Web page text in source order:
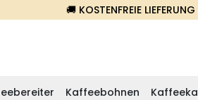
🚚 KOSTENFREIE
Kaffeebohnen